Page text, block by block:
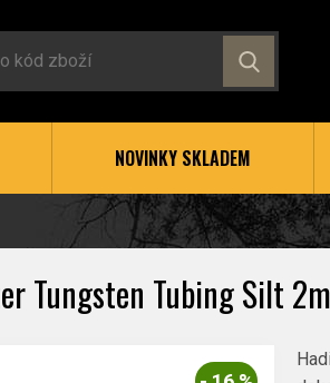
NOVINKY SKLADEM
Tungsten Tubing Silt 2m